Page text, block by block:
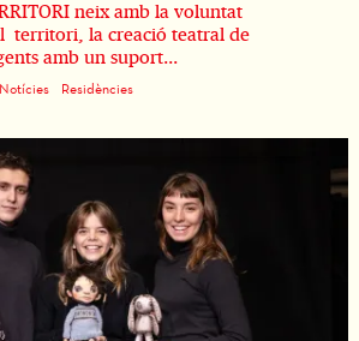
neix amb la voluntat
territori, la creació teatral de
amb un suport...
Notícies Residències